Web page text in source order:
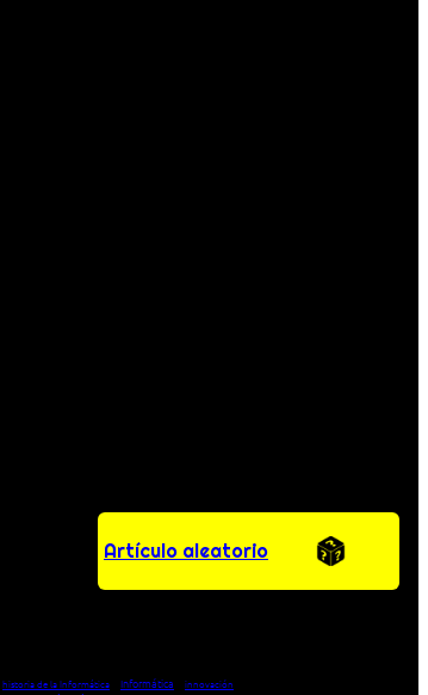
Artículo aleatorio
historia de la Informática Informática innovación